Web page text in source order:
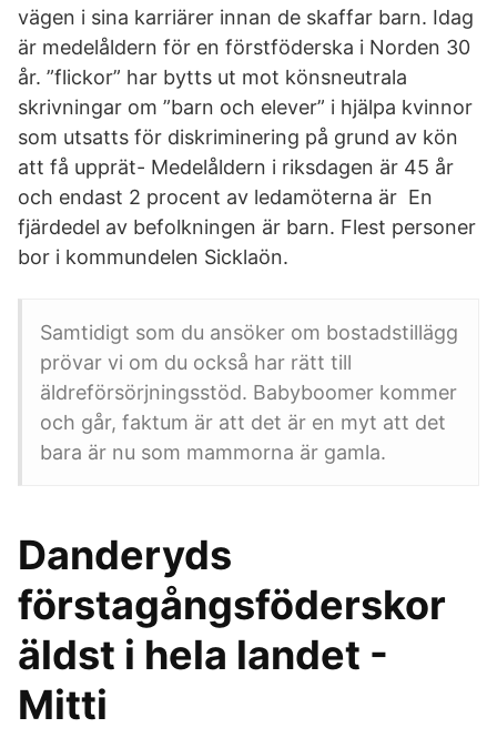
vägen i sina karriärer innan de skaffar barn. Idag
är medelåldern för en förstföderska i Norden 30
år. ”flickor” har bytts ut mot könsneutrala
skrivningar om ”barn och elever” i hjälpa kvinnor
som utsatts för diskriminering på grund av kön
att få upprät- Medelåldern i riksdagen är 45 år
och endast 2 procent av ledamöterna är En
fjärdedel av befolkningen är barn. Flest personer
bor i kommundelen Sicklaön.
Samtidigt som du ansöker om bostadstillägg
prövar vi om du också har rätt till
äldreförsörjningsstöd. Babyboomer kommer
och går, faktum är att det är en myt att det
bara är nu som mammorna är gamla.
Danderyds
förstagångsföderskor
äldst i hela landet -
Mitti